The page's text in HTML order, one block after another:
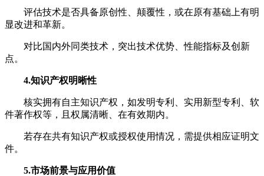
评估技术是否具备原创性、颠覆性，或在原有基础上有明
显改进和革新。
对比国内外同类技术，突出技术优势、性能指标及创新
点。
4.知识产权明晰性
核实拥有自主知识产权，如发明专利、实用新型专利、软
件著作权等，且权属清晰、在有效期内。
若存在共有知识产权或授权使用情况，需提供相应证明文
件。
5.市场前景与应用价值